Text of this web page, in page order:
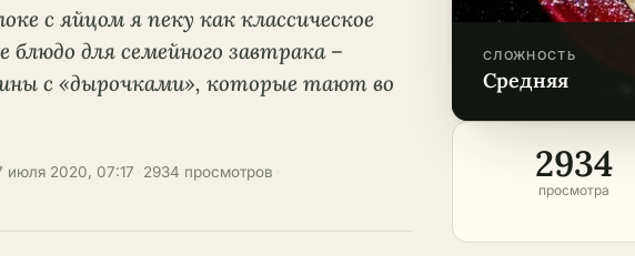
СЛОЖНОСТЬ
средняя
2934
просмотра
с яйцом я пеку как классическое
блюдо для семейного завтрака –
с «дырочками», которые тают во
июля 2020, 07:17 2934 просмотров